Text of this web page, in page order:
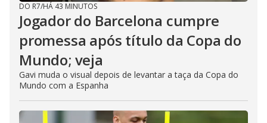
DO R7/HÁ 43 MINUTOS
Jogador do Barcelona cumpre
promessa após título da Copa do
Mundo; veja
Gavi muda o visual depois de levantar a taça da Copa do
Mundo com a Espanha